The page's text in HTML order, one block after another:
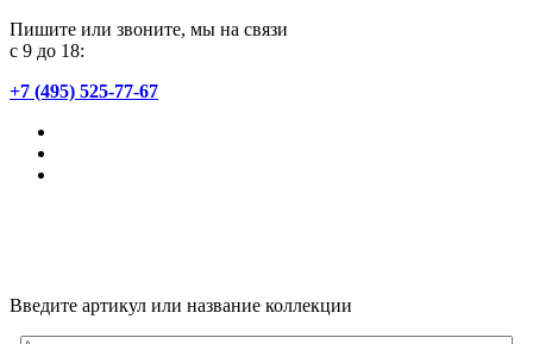
Пишите или звоните, мы на связи
с 9 до 18:
+7 (495) 525-77-67
Введите артикул или название коллекции